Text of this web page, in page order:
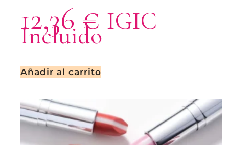
12,36€ IGIC
Incluido
Añadir al carrito